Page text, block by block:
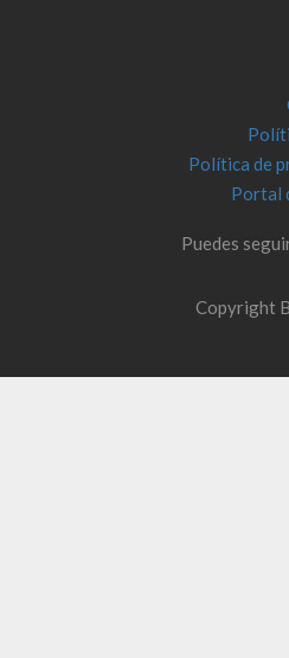
Política de
Portal
Puedes
Copyright